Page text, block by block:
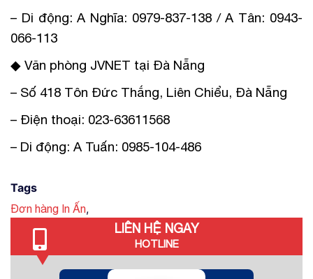
– Di động: A Nghĩa: 0979-837-138 / A Tân: 0943-
066-113
◆ Văn phòng JVNET tại Đà Nẵng
– Số 418 Tôn Đức Thắng, Liên Chiểu, Đà Nẵng
– Điện thoại: 023-63611568
– Di động: A Tuấn: 0985-104-486
Tags
Đơn hàng In Ấn,
LIÊN HỆ NGAY
HOTLINE